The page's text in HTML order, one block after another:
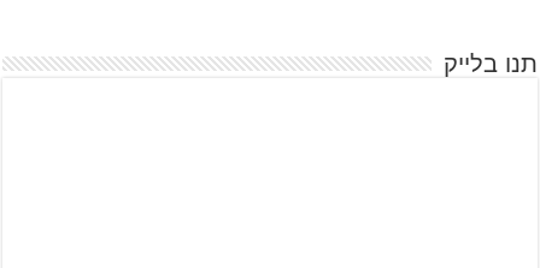
תנו בלייק